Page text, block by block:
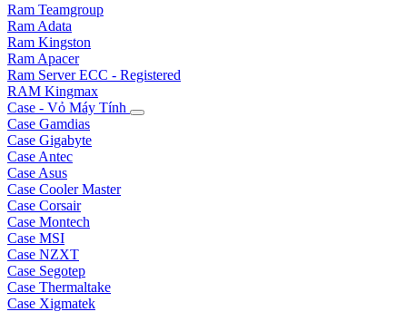
Ram Teamgroup
Ram Adata
Ram Kingston
Ram Apacer
Ram Server ECC - Registered
RAM Kingmax
Case - Vỏ Máy Tính
Case Gamdias
Case Gigabyte
Case Antec
Case Asus
Case Cooler Master
Case Corsair
Case Montech
Case MSI
Case NZXT
Case Segotep
Case Thermaltake
Case Xigmatek